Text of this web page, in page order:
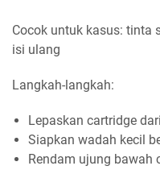
Cocok untuk kasus: tinta
isi ulang
Langkah-langkah:
Lepaskan cartridge
Siapkan wadah kecil
Rendam ujung bawah